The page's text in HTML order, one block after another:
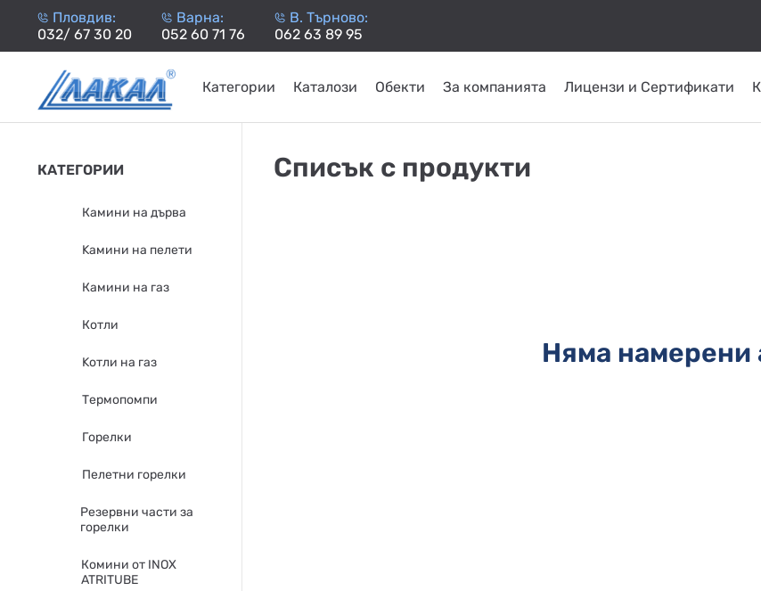
Пловдив:
032/ 67 30 20
Варна:
052 60 71 76
В. Търново:
062 63 89 95
Категории
ДЪРВА
ПЕЛЕТИ
НА
ГАЗ
ТЕРМОПОМПИ ГОРЕЛКИ
Каталози Обекти За компанията Лицензи и Сертификати
КАТЕГОРИИ
Камини на дърва
Kамини на пелети
Камини на газ
Котли
Kотли на газ
Термопомпи
Горелки
Пелетни горелки
Резервни части за
горелки
Комини от INOX
ATRITUBE
Списък с продукти
Няма намерени